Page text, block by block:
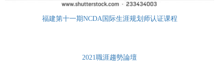
福建第十一期NCDA国际生涯规划师认证课程
2021職涯趨勢論壇